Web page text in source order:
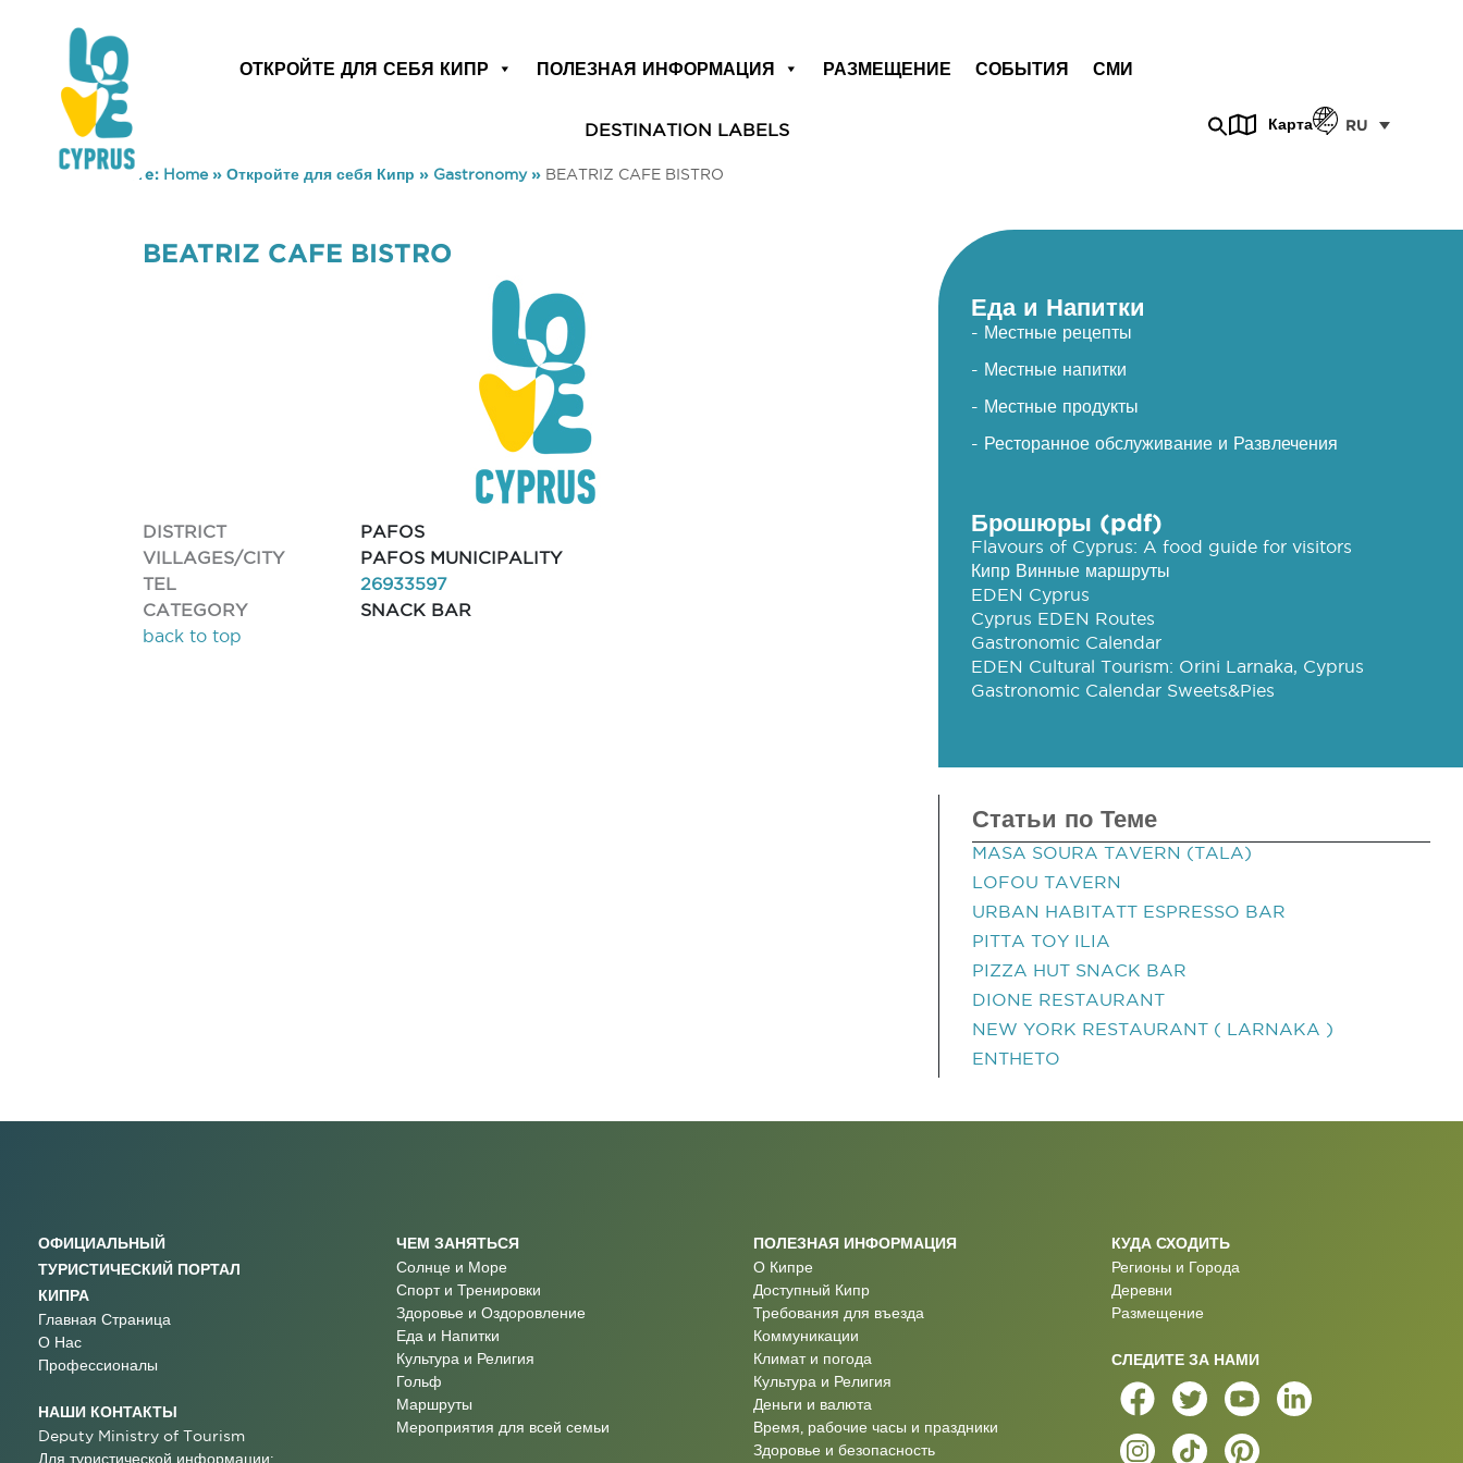
ОТКРОЙТЕ ДЛЯ СЕБЯ КИПР ПОЛЕЗНАЯ ИНФОРМАЦИЯ РАЗМЕЩЕНИЕ СОБЫТИЯ СМИ
DESTINATION LABELS Карта RU
You are here: Home» Откройте для себя Кипр » Gastronomy» BEATRIZ CAFE BISTRO
BEATRIZ CAFE BISTRO
DISTRICT
PAFOS
VILLAGES/CITY
PAFOS MUNICIPALITY
TEL
26933597
CATEGORY
SNACK BAR
back to top
Еда и Напитки
- Местные рецепты
- Местные напитки
- Местные продукты
- Ресторанное обслуживание и Развлечения
Брошюры (pdf)
Flavours of Cyprus: A food guide for visitors
Кипр Винные маршруты
EDEN Cyprus
Cyprus EDEN Routes
Gastronomic Calendar
EDEN Cultural Tourism: Orini Larnaka, Cyprus
Gastronomic Calendar Sweets&Pies
Статьи по Теме
MASA SOURA TAVERN (TALA)
LOFOU TAVERN
URBAN HABITATT ESPRESSO BAR
PITTA TOY ILIA
PIZZA HUT SNACK BAR
DIONE RESTAURANT
NEW YORK RESTAURANT ( LARNAKA )
ENTHETO
ОФИЦИАЛЬНЫЙ
ТУРИСТИЧЕСКИЙ ПОРТАЛ
КИПРА
Главная Страница
О Нас
Профессионалы
НАШИ КОНТАКТЫ
Deputy Ministry of Tourism
Для туристической информации:
ЧЕМ ЗАНЯТЬСЯ
Солнце и Море
Спорт и Тренировки
Здоровье и Оздоровление
Еда и Напитки
Культура и Религия
Гольф
Маршруты
Мероприятия для всей семьи
ПОЛЕЗНАЯ ИНФОРМАЦИЯ
О Кипре
Доступный Кипр
Требования для въезда
Коммуникации
Климат и погода
Культура и Религия
Деньги и валюта
Время, рабочие часы и праздники
Здоровье и безопасность
КУДА СХОДИТЬ
Регионы и Города
Деревни
Размещение
СЛЕДИТЕ ЗА НАМИ